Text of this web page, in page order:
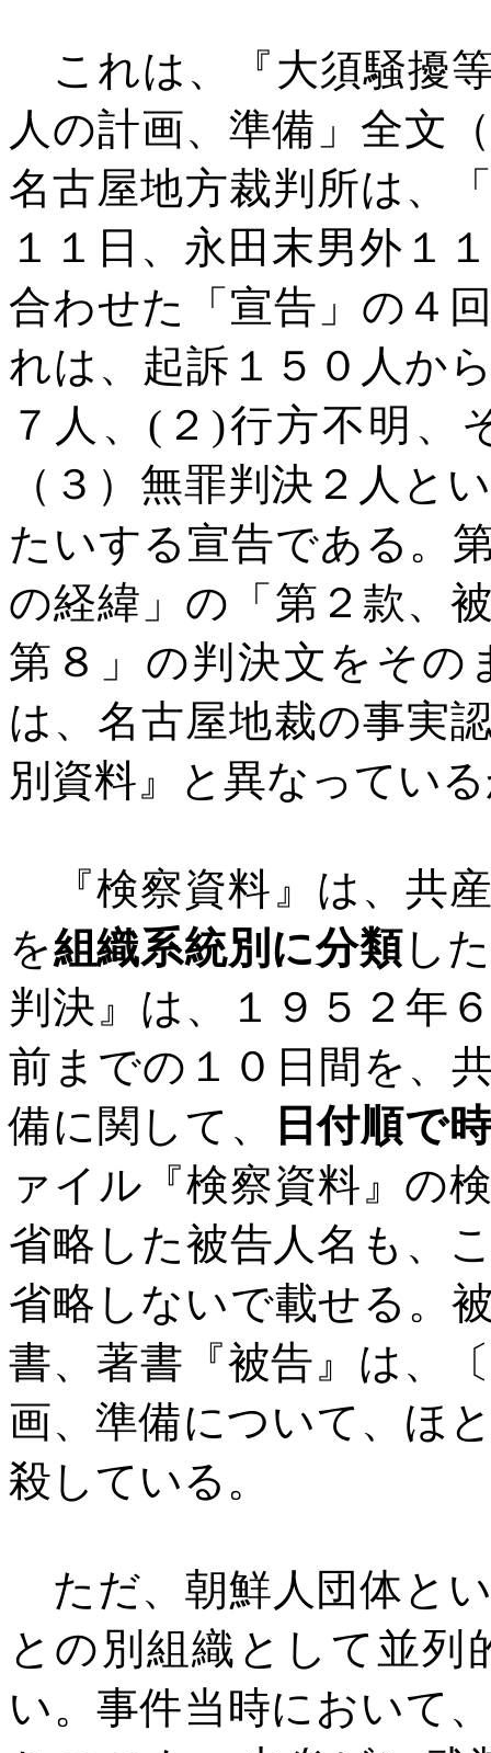
これは、
『大須騒擾
人の計画、準備」全文
名古屋地方裁判所は、
１１日、永田末男外１
合わせた「宣告」の４
れは、起訴１５０人か
７人、 ( ２ )行方不明、
（３）無罪判決２人と
たいする宣告である。
の経緯」の「第２款、
第８」の判決文をその
は、名古屋地裁の事実
別資料』と異なってい
『検察資料』は、共
を組織系統別に分類し
判決』は、１９５２年
前までの１０日間を、
備に関して、
日付順で
ァイル『検察資料』の
省略した被告人名も、
省略しないで載せる。
書、著書『被告』は、
画、準備について、ほ
殺している。
ただ、朝鮮人団体と
との別組織として並
い。事件当時において